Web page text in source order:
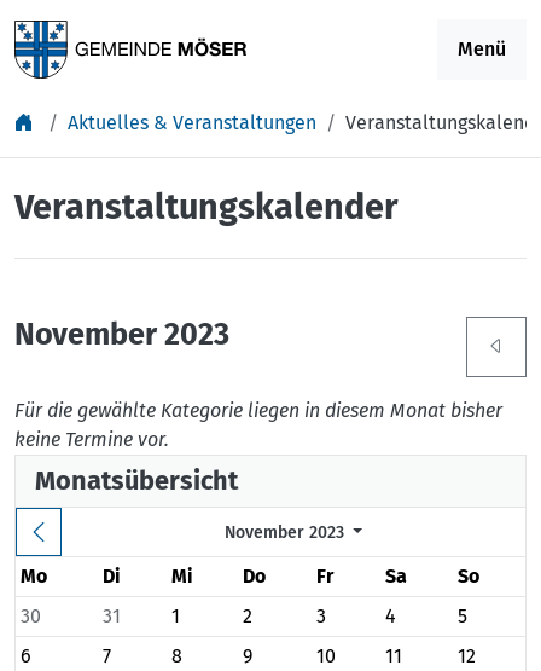
Menü
Aktuelles & Veranstaltungen
Veranstaltungskalender
November 2023
Für die gewählte Kategorie liegen in diesem Monat bisher
keine Termine vor.
Monatsübersicht
November 2023
Mo Di Mi Do Fr Sa
So
30
31 1 2 3 4
5
6
7 8 9 10 11
12